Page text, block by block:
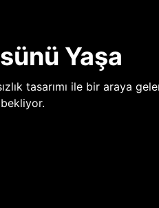
Yaşa
tasarımı ile bir araya